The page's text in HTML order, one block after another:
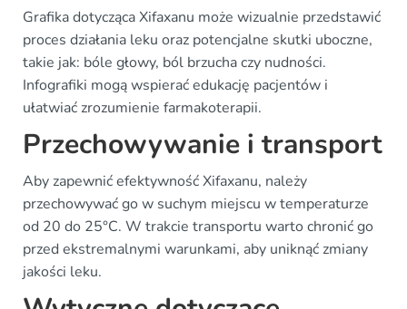
Grafika dotycząca Xifaxanu może wizualnie przedstawić
proces działania leku oraz potencjalne skutki uboczne,
takie jak: bóle głowy, ból brzucha czy nudności.
Infografiki mogą wspierać edukację pacjentów i
ułatwiać zrozumienie farmakoterapii.
Przechowywanie i transport
Aby zapewnić efektywność Xifaxanu, należy
przechowywać go w suchym miejscu w temperaturze
od 20 do 25°C. W trakcie transportu warto chronić go
przed ekstremalnymi warunkami, aby uniknąć zmiany
jakości leku.